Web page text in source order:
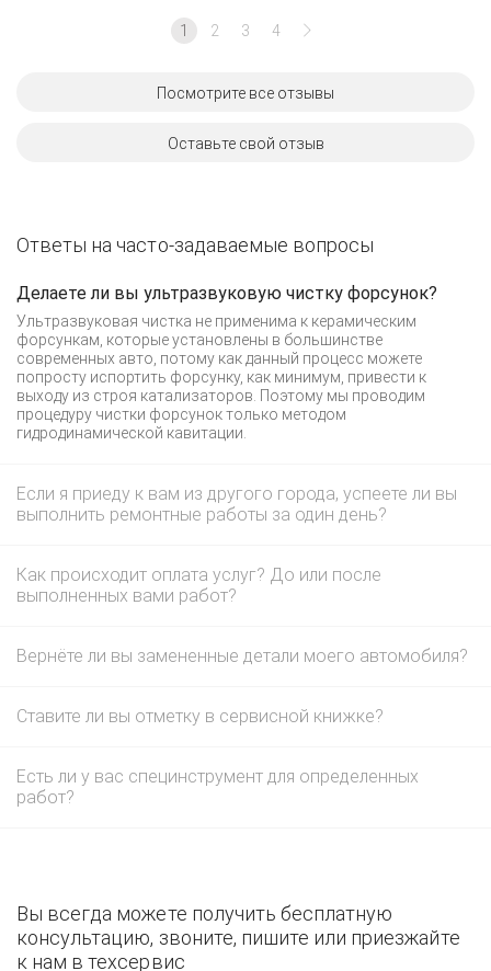
1 2 3 4
Посмотрите все отзывы
Оставьте свой отзыв
Ответы на часто-задаваемые вопросы
Делаете ли вы ультразвуковую чистку форсунок?
Ультразвуковая чистка не применима к керамическим
форсункам, которые установлены в большинстве
современных авто, потому как данный процесс можете
попросту испортить форсунку, как минимум, привести к
выходу из строя катализаторов. Поэтому мы проводим
процедуру чистки форсунок только методом
гидродинамической кавитации.
Если я приеду к вам из другого города, успеете ли вы
выполнить ремонтные работы за один день?
Как происходит оплата услуг? До или после
выполненных вами работ?
Вернёте ли вы замененные детали моего автомобиля?
Ставите ли вы отметку в сервисной книжке?
Есть ли у вас специнструмент для определенных
работ?
Вы всегда можете получить бесплатную
консультацию, звоните, пишите или приезжайте
к нам в техсервис